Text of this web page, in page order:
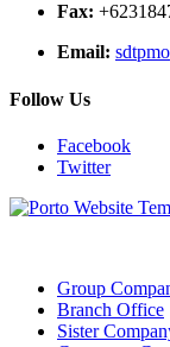
Fax:
Email:
Follow Us
Facebook
Twitter
Group
Branch Office
Sister